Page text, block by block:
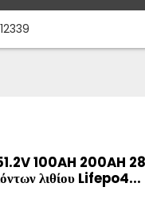
100AH ​​200AH
λιθίου Lifepo4...